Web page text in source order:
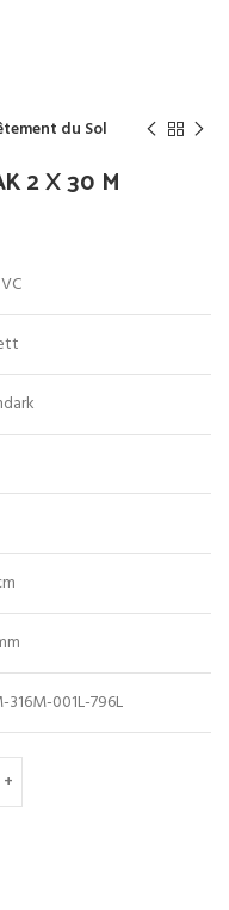
du Sol
2 X 30 M
Dhs.
316M-001L-796L